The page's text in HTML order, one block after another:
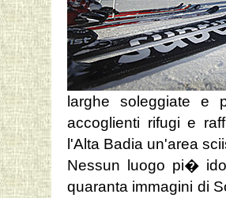
larghe soleggiate e
accoglienti rifugi e
l'Alta Badia un'area
Nessun luogo pi�
quaranta immagini di